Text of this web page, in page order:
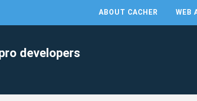
ABOUT CACHER WEB
developers